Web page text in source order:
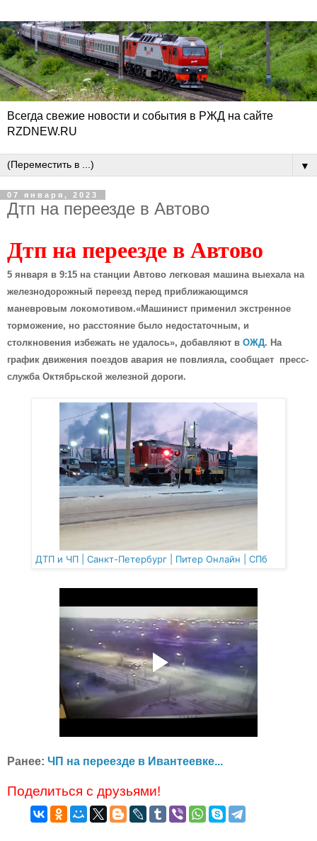
Всегда свежие новости и события в РЖД на сайте
RZDNEW.RU
▼
07 января, 2023
Дтп на переезде в Автово
Дтп на переезде в Автово
5 января в 9:15 на станции Автово легковая машина выехала на
железнодорожный переезд перед приближающимся
маневровым локомотивом.«Машинист применил экстренное
торможение, но расстояние было недостаточным, и
столкновения избежать не удалось», добавляют в ОЖД. На
график движения поездов авария не повлияла, сообщает пресс-
служба Октябрьской железной дороги.
ДТП и ЧП | Санкт-Петербург | Питер Онлайн | СПб
Ранее: ЧП на переезде в Ивантеевке...
Поделиться с друзьями!